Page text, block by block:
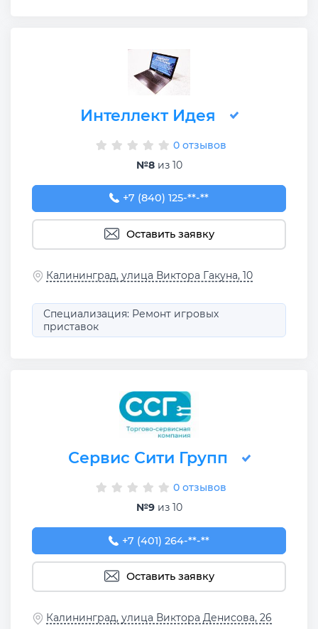
Интеллект Идея
0 отзывов
№8из 10
+7 (840) 125-24-20
+7 (840) 125-**-**
Оставить заявку
Калининград, улица Виктора Гакуна, 10
Специализация: Ремонт игровых
приставок
Сервис Сити Групп
0 отзывов
№9из 10
+7 (401) 264-02-60
+7 (401) 264-**-**
Оставить заявку
Калининград, улица Виктора Денисова, 26